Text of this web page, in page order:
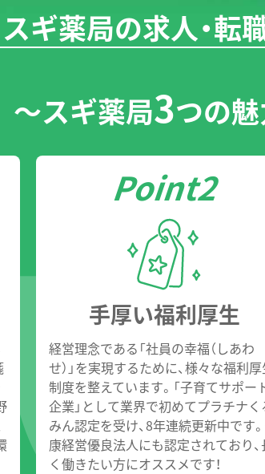
スギ薬局の求人・転
〜スギ薬局3つの
手厚い福利厚生
経営理念である「社員の幸福（しあわ
せ）」を実現するために、様々な福利
制度を整えています。「子育てサポー
企業」として業界で初めてプラチナく
みん認定を受け、8年連続更新中です
康経営優良法人にも認定されており、
く働きたい方にオススメです！